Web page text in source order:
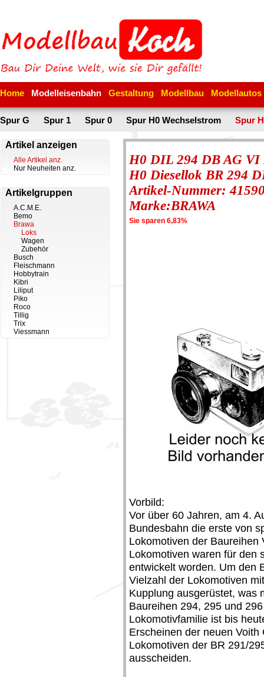
Home Modelleisenbahn Gestaltung Modellbau Modellautos
Spur G Spur 1 Spur 0 Spur H0 Wechselstrom Spur
Artikel anzeigen
Alle Artikel anz.
Nur Neuheiten anz.
Artikelgruppen
A.C.M.E.
Bemo
Brawa
Loks
Wagen
Zubehör
Busch
Fleischmann
Hobbytrain
Kibri
Liliput
Piko
Roco
Tillig
Trix
Viessmann
H0 DIL 294 DB AG VI
H0 Diesellok BR 294
Artikel-Nummer:
Marke:BRAWA
Sie sparen 6,83%
Vorbild:
Vor über 60 Jahren, am 4.
Bundesbahn die erste von
Lokomotiven der
Lokomotiven waren für den
entwickelt worden. Um den
Vielzahl der Lokomotiven
Kupplung ausgerüstet, was
Baureihen 294, 295 und
Lokomotivfamilie ist bis
Erscheinen der neuen
Lokomotiven der BR 291/
ausscheiden.